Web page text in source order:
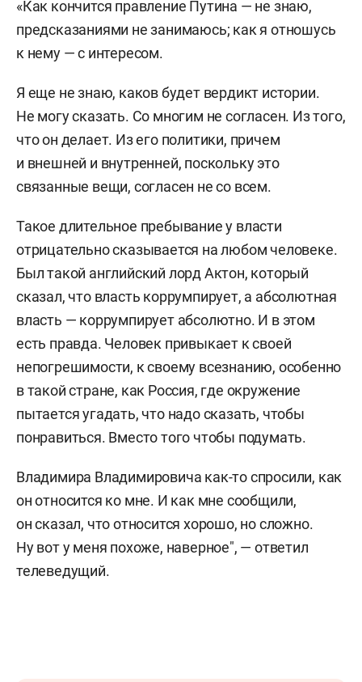
«Как кончится правление Путина — не знаю,
предсказаниями не занимаюсь; как я отношусь
к нему — с интересом.
Я еще не знаю, каков будет вердикт истории.
Не могу сказать. Со многим не согласен. Из того,
что он делает. Из его политики, причем
и внешней и внутренней, поскольку это
связанные вещи, согласен не со всем.
Такое длительное пребывание у власти
отрицательно сказывается на любом человеке.
Был такой английский лорд Актон, который
сказал, что власть коррумпирует, а абсолютная
власть — коррумпирует абсолютно. И в этом
есть правда. Человек привыкает к своей
непогрешимости, к своему всезнанию, особенно
в такой стране, как Россия, где окружение
пытается угадать, что надо сказать, чтобы
понравиться. Вместо того чтобы подумать.
Владимира Владимировича как-то спросили, как
он относится ко мне. И как мне сообщили,
он сказал, что относится хорошо, но сложно.
Ну вот у меня похоже, наверное", — ответил
телеведущий.